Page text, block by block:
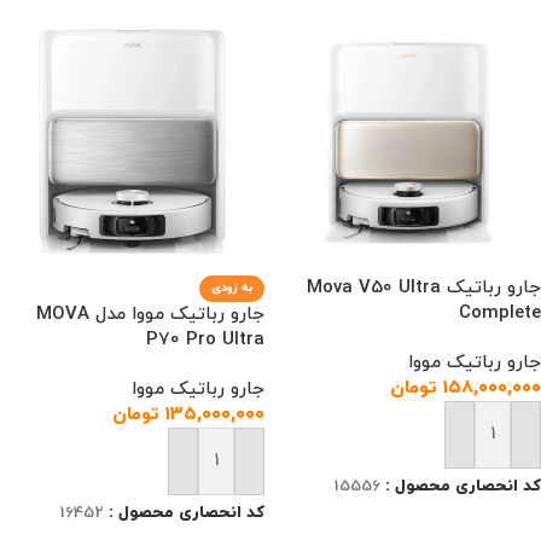
جارو رباتیک Mova V50 Ultra
Complete
جارو رباتیک مووا
۱۵۸,۰۰۰,۰۰۰ تومان
افزودن به سبد خرید
کد انحصاری محصول : 15556
به زودی
جارو رباتیک مووا مدل MOVA
P70 Pro Ultra
جارو رباتیک مووا
۱۳۵,۰۰۰,۰۰۰ تومان
افزودن به سبد خرید
کد انحصاری محصول : 16452